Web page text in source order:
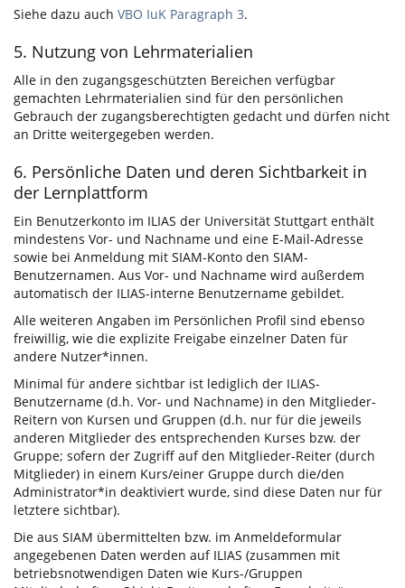
Siehe dazu auch VBO IuK Paragraph 3.
5. Nutzung von Lehrmaterialien
Alle in den zugangsgeschützten Bereichen verfügbar
gemachten Lehrmaterialien sind für den persönlichen
Gebrauch der zugangsberechtigten gedacht und dürfen nicht
an Dritte weitergegeben werden.
6. Persönliche Daten und deren Sichtbarkeit in
der Lernplattform
Ein Benutzerkonto im ILIAS der Universität Stuttgart enthält
mindestens Vor- und Nachname und eine E-Mail-Adresse
sowie bei Anmeldung mit SIAM-Konto den SIAM-
Benutzernamen. Aus Vor- und Nachname wird außerdem
automatisch der ILIAS-interne Benutzername gebildet.
Alle weiteren Angaben im Persönlichen Profil sind ebenso
freiwillig, wie die explizite Freigabe einzelner Daten für
andere Nutzer*innen.
Minimal für andere sichtbar ist lediglich der ILIAS-
Benutzername (d.h. Vor- und Nachname) in den Mitglieder-
Reitern von Kursen und Gruppen (d.h. nur für die jeweils
anderen Mitglieder des entsprechenden Kurses bzw. der
Gruppe; sofern der Zugriff auf den Mitglieder-Reiter (durch
Mitglieder) in einem Kurs/einer Gruppe durch die/den
Administrator*in deaktiviert wurde, sind diese Daten nur für
letztere sichtbar).
Die aus SIAM übermittelten bzw. im Anmeldeformular
angegebenen Daten werden auf ILIAS (zusammen mit
betriebsnotwendigen Daten wie Kurs-/Gruppen